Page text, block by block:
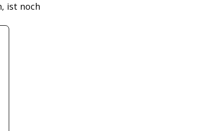
ist noch